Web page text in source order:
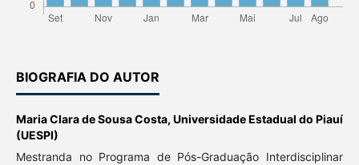
BIOGRAFIA DO AUTOR
Maria Clara de Sousa Costa,Universidade Estadual do Piauí
(UESPI)
Mestranda no Programa de Pós-Graduação Interdisciplinar